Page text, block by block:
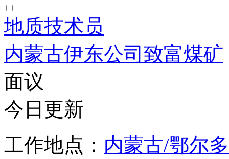
地质技术员
内蒙古伊东公司致富煤矿
面议
今日更新
工作地点： 内蒙古/鄂尔